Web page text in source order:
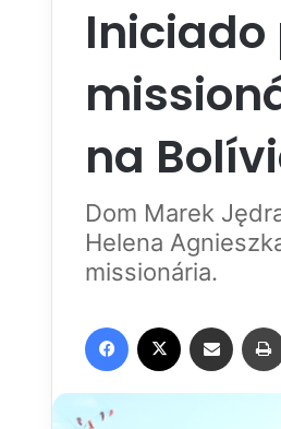
Iniciado
na
Dom Marek
Helena
missionária.